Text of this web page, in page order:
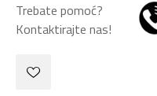
Trebate pomoć?
Kontaktirajte nas!